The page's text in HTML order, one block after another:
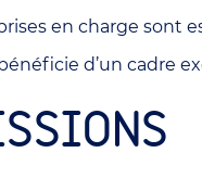
en charge sont
d’un cadre